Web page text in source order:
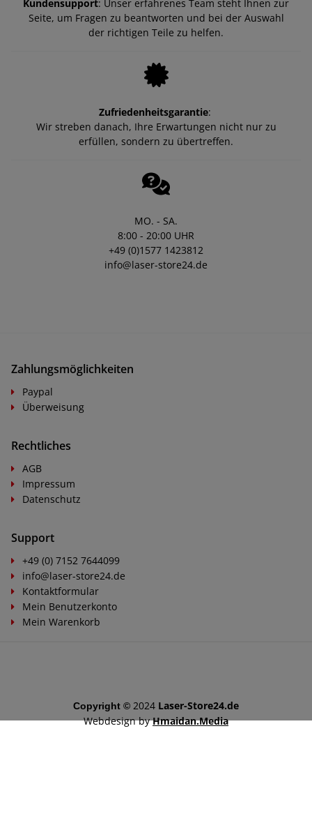
Kundensupport: Unser erfahrenes Team steht Ihnen zur
Seite, um Fragen zu beantworten und bei der Auswahl
der richtigen Teile zu helfen.
Zufriedenheitsgarantie:
Wir streben danach, Ihre Erwartungen nicht nur zu
erfüllen, sondern zu übertreffen.
MO. - SA.
8:00 - 20:00 UHR
+49 (0)1577 1423812
info@laser-store24.de
Support
+49 (0) 7152 7644099
info@laser-store24.de
Kontaktformular
Mein Benutzerkonto
Mein Warenkorb
Rechtliches
AGB
Impressum
Datenschutz
Zahlungsmöglichkeiten
Paypal
Überweisung
Copyright © 2024 Laser-Store24.de
Webdesign by Hmaidan.Media